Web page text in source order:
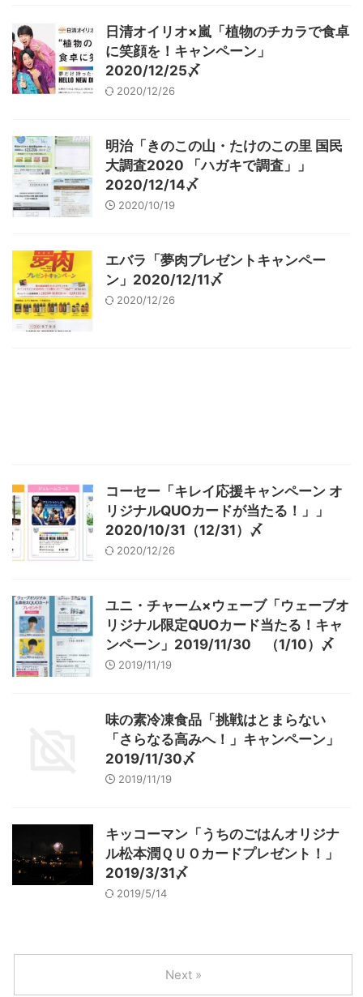
日清オイリオ×嵐「植物のチカラで食卓
に笑顔を！キャンペーン」
2020/12/25〆
2020/12/26
明治「きのこの山・たけのこの里 国民
大調査2020 「ハガキで調査」」
2020/12/14〆
2020/10/19
エバラ「夢肉プレゼントキャンペー
ン」2020/12/11〆
2020/12/26
コーセー「キレイ応援キャンペーン オ
リジナルQUOカードが当たる！」」
2020/10/31（12/31）〆
2020/12/26
ユニ・チャーム×ウェーブ「ウェーブオ
リジナル限定QUOカード当たる！キャ
ンペーン」2019/11/30 （1/10）〆
2019/11/19
味の素冷凍食品「挑戦はとまらない
「さらなる高みへ！」キャンペーン」
2019/11/30〆
2019/11/19
キッコーマン「うちのごはんオリジナ
ル松本潤ＱＵＯカードプレゼント！」
2019/3/31〆
2019/5/14
Next »